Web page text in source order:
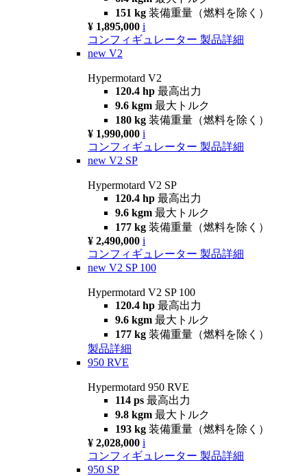
151 kg 装備重量（燃料を除く）
¥ 1,895,000 i
コンフィギュレーター 製品詳細
new V2
Hypermotard V2
120.4 hp 最高出力
9.6 kgm 最大トルク
180 kg 装備重量（燃料を除く）
¥ 1,990,000 i
コンフィギュレーター 製品詳細
new V2 SP
Hypermotard V2 SP
120.4 hp 最高出力
9.6 kgm 最大トルク
177 kg 装備重量（燃料を除く）
¥ 2,490,000 i
コンフィギュレーター 製品詳細
new V2 SP 100
Hypermotard V2 SP 100
120.4 hp 最高出力
9.6 kgm 最大トルク
177 kg 装備重量（燃料を除く）
製品詳細
950 RVE
Hypermotard 950 RVE
114 ps 最高出力
9.8 kgm 最大トルク
193 kg 装備重量（燃料を除く）
¥ 2,028,000 i
コンフィギュレーター 製品詳細
950 SP